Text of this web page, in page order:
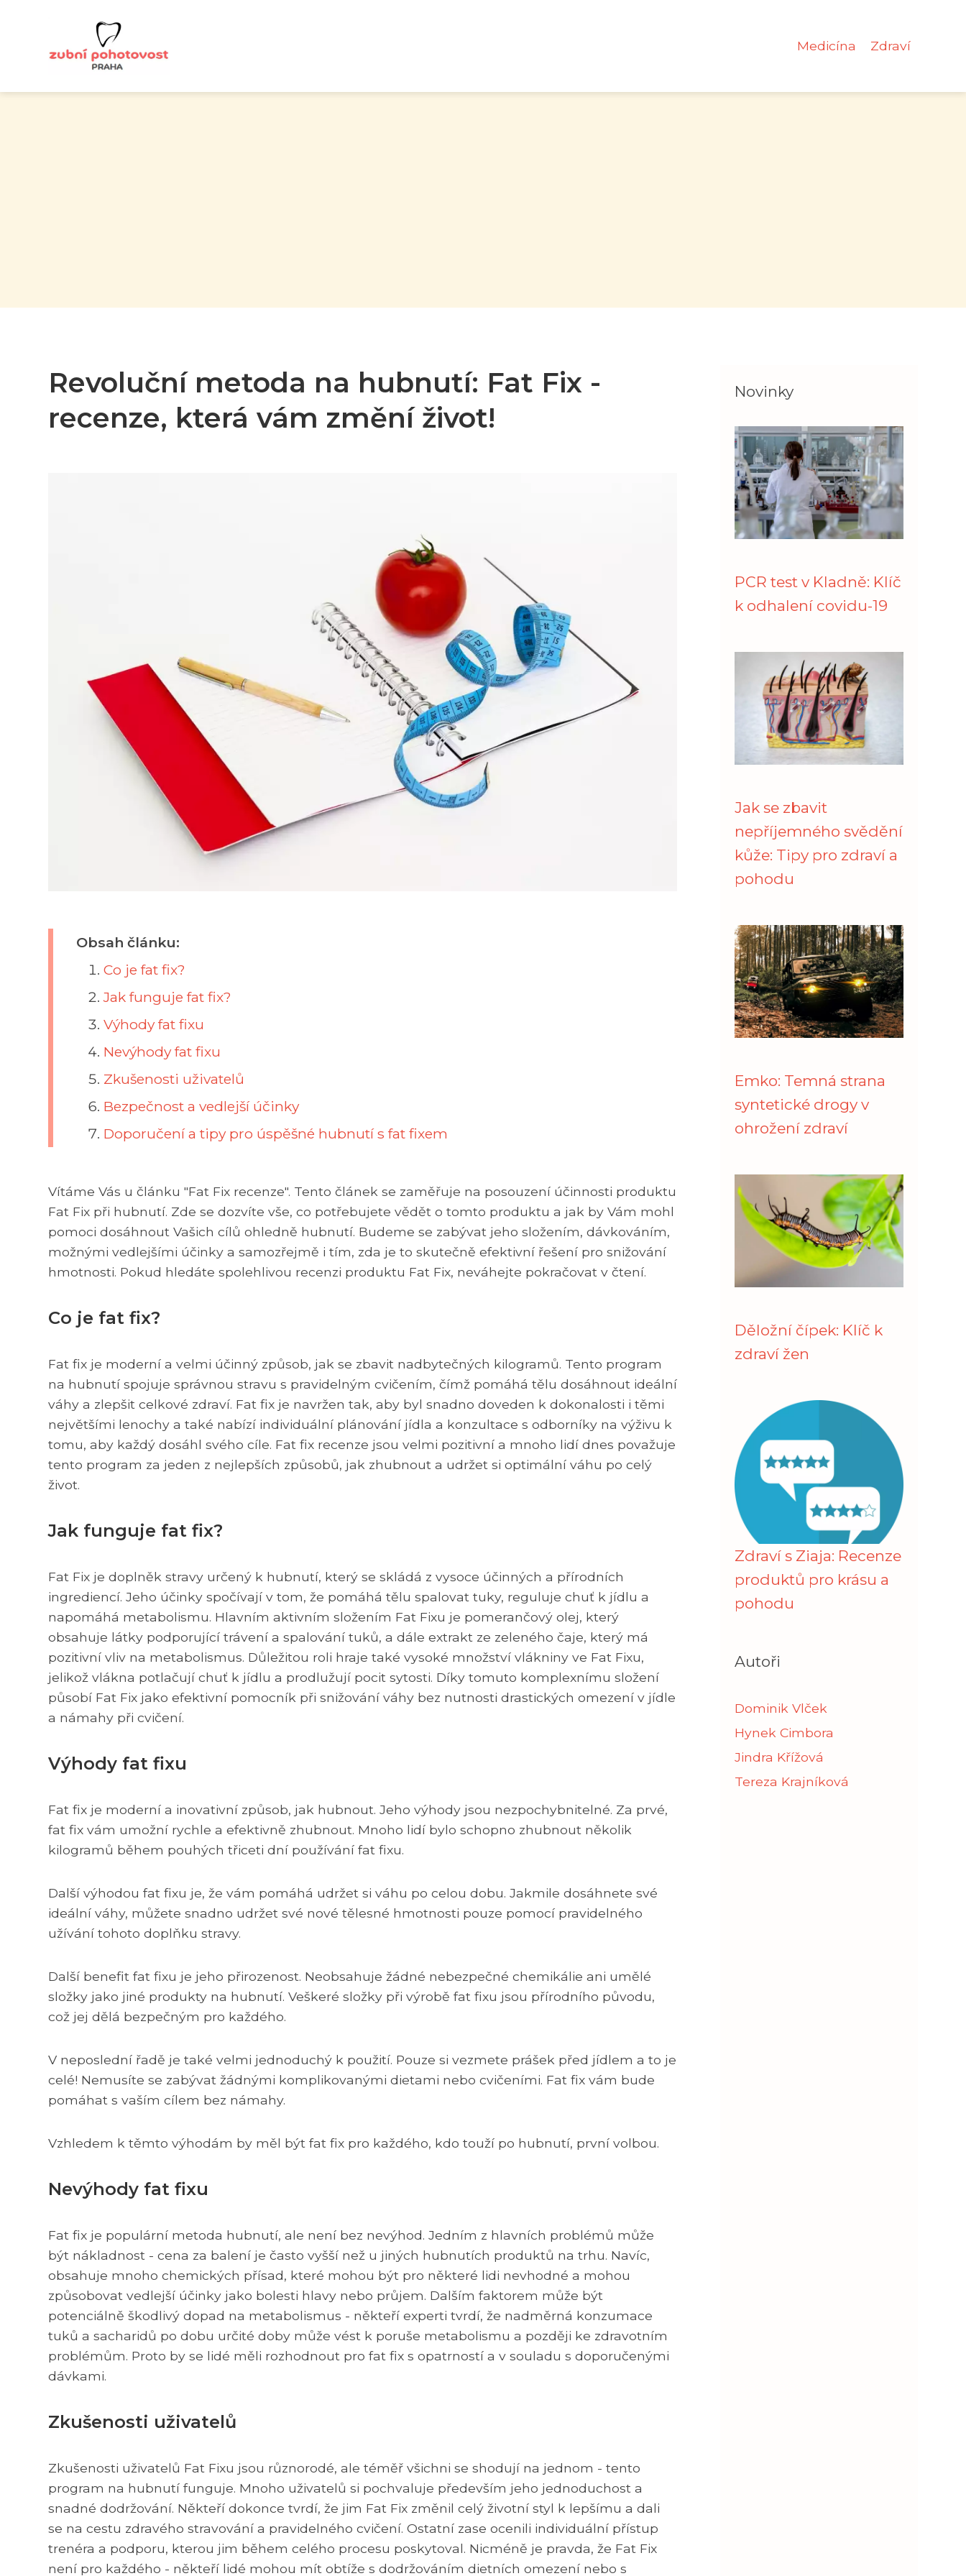
Medicína Zdraví
Revoluční metoda na hubnutí: Fat Fix -
recenze, která vám změní život!
Obsah článku:
Co je fat fix?
Jak funguje fat fix?
Výhody fat fixu
Nevýhody fat fixu
Zkušenosti uživatelů
Bezpečnost a vedlejší účinky
Doporučení a tipy pro úspěšné hubnutí s fat fixem
Vítáme Vás u článku "Fat Fix recenze". Tento článek se zaměřuje na posouzení účinnosti produktu
Fat Fix při hubnutí. Zde se dozvíte vše, co potřebujete vědět o tomto produktu a jak by Vám mohl
pomoci dosáhnout Vašich cílů ohledně hubnutí. Budeme se zabývat jeho složením, dávkováním,
možnými vedlejšími účinky a samozřejmě i tím, zda je to skutečně efektivní řešení pro snižování
hmotnosti. Pokud hledáte spolehlivou recenzi produktu Fat Fix, neváhejte pokračovat v čtení.
Co je fat fix?
Fat fix je moderní a velmi účinný způsob, jak se zbavit nadbytečných kilogramů. Tento program
na hubnutí spojuje správnou stravu s pravidelným cvičením, čímž pomáhá tělu dosáhnout ideální
váhy a zlepšit celkové zdraví. Fat fix je navržen tak, aby byl snadno doveden k dokonalosti i těmi
největšími lenochy a také nabízí individuální plánování jídla a konzultace s odborníky na výživu k
tomu, aby každý dosáhl svého cíle. Fat fix recenze jsou velmi pozitivní a mnoho lidí dnes považuje
tento program za jeden z nejlepších způsobů, jak zhubnout a udržet si optimální váhu po celý
život.
Jak funguje fat fix?
Fat Fix je doplněk stravy určený k hubnutí, který se skládá z vysoce účinných a přírodních
ingrediencí. Jeho účinky spočívají v tom, že pomáhá tělu spalovat tuky, reguluje chuť k jídlu a
napomáhá metabolismu. Hlavním aktivním složením Fat Fixu je pomerančový olej, který
obsahuje látky podporující trávení a spalování tuků, a dále extrakt ze zeleného čaje, který má
pozitivní vliv na metabolismus. Důležitou roli hraje také vysoké množství vlákniny ve Fat Fixu,
jelikož vlákna potlačují chuť k jídlu a prodlužují pocit sytosti. Díky tomuto komplexnímu složení
působí Fat Fix jako efektivní pomocník při snižování váhy bez nutnosti drastických omezení v jídle
a námahy při cvičení.
Výhody fat fixu
Fat fix je moderní a inovativní způsob, jak hubnout. Jeho výhody jsou nezpochybnitelné. Za prvé,
fat fix vám umožní rychle a efektivně zhubnout. Mnoho lidí bylo schopno zhubnout několik
kilogramů během pouhých třiceti dní používání fat fixu.
Další výhodou fat fixu je, že vám pomáhá udržet si váhu po celou dobu. Jakmile dosáhnete své
ideální váhy, můžete snadno udržet své nové tělesné hmotnosti pouze pomocí pravidelného
užívání tohoto doplňku stravy.
Další benefit fat fixu je jeho přirozenost. Neobsahuje žádné nebezpečné chemikálie ani umělé
složky jako jiné produkty na hubnutí. Veškeré složky při výrobě fat fixu jsou přírodního původu,
což jej dělá bezpečným pro každého.
V neposlední řadě je také velmi jednoduchý k použití. Pouze si vezmete prášek před jídlem a to je
celé! Nemusíte se zabývat žádnými komplikovanými dietami nebo cvičeními. Fat fix vám bude
pomáhat s vaším cílem bez námahy.
Vzhledem k těmto výhodám by měl být fat fix pro každého, kdo touží po hubnutí, první volbou.
Nevýhody fat fixu
Fat fix je populární metoda hubnutí, ale není bez nevýhod. Jedním z hlavních problémů může
být nákladnost - cena za balení je často vyšší než u jiných hubnutích produktů na trhu. Navíc,
obsahuje mnoho chemických přísad, které mohou být pro některé lidi nevhodné a mohou
způsobovat vedlejší účinky jako bolesti hlavy nebo průjem. Dalším faktorem může být
potenciálně škodlivý dopad na metabolismus - někteří experti tvrdí, že nadměrná konzumace
tuků a sacharidů po dobu určité doby může vést k poruše metabolismu a později ke zdravotním
problémům. Proto by se lidé měli rozhodnout pro fat fix s opatrností a v souladu s doporučenými
dávkami.
Zkušenosti uživatelů
Zkušenosti uživatelů Fat Fixu jsou různorodé, ale téměř všichni se shodují na jednom - tento
program na hubnutí funguje. Mnoho uživatelů si pochvaluje především jeho jednoduchost a
snadné dodržování. Někteří dokonce tvrdí, že jim Fat Fix změnil celý životní styl k lepšímu a dali
se na cestu zdravého stravování a pravidelného cvičení. Ostatní zase ocenili individuální přístup
trenéra a podporu, kterou jim během celého procesu poskytoval. Nicméně je pravda, že Fat Fix
není pro každého - někteří lidé mohou mít obtíže s dodržováním dietních omezení nebo s
Novinky
PCR test v Kladně: Klíč
k odhalení covidu-19
Jak se zbavit
nepříjemného svědění
kůže: Tipy pro zdraví a
pohodu
Emko: Temná strana
syntetické drogy v
ohrožení zdraví
Děložní čípek: Klíč k
zdraví žen
Zdraví s Ziaja: Recenze
produktů pro krásu a
pohodu
Autoři
Dominik Vlček
Hynek Cimbora
Jindra Křížová
Tereza Krajníková